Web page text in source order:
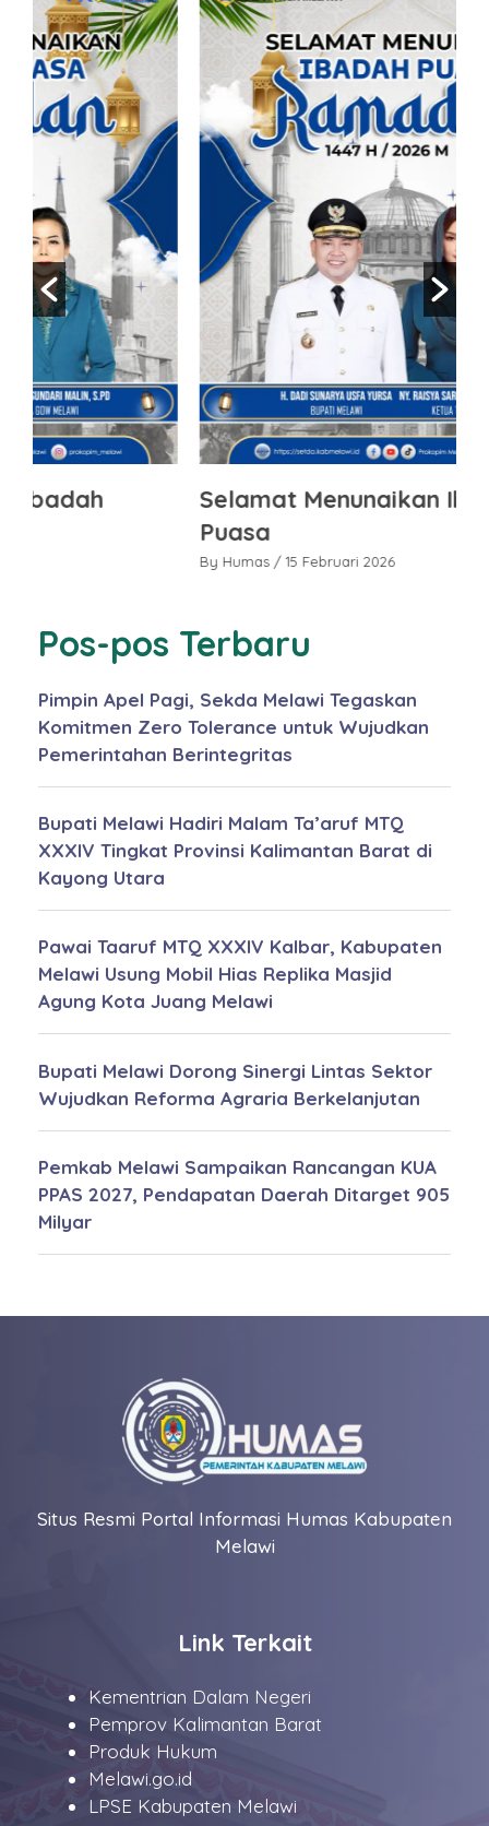
Selamat Menunaikan Ibadah
/ 15 Februari 2026
Pos-pos Terbaru
Pimpin Apel Pagi, Sekda Melawi Tegaskan
Komitmen Zero Tolerance untuk Wujudkan
Pemerintahan Berintegritas
Bupati Melawi Hadiri Malam Ta’aruf MTQ
XXXIV Tingkat Provinsi Kalimantan Barat di
Kayong Utara
Pawai Taaruf MTQ XXXIV Kalbar, Kabupaten
Melawi Usung Mobil Hias Replika Masjid
Agung Kota Juang Melawi
Bupati Melawi Dorong Sinergi Lintas Sektor
Wujudkan Reforma Agraria Berkelanjutan
Pemkab Melawi Sampaikan Rancangan KUA
PPAS 2027, Pendapatan Daerah Ditarget 905
Milyar
Situs Resmi Portal Informasi Humas Kabupaten
Melawi
Link Terkait
Kementrian Dalam Negeri
Pemprov Kalimantan Barat
Produk Hukum
Melawi.go.id
LPSE Kabupaten Melawi